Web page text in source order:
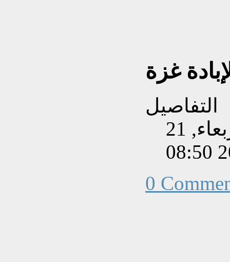
غزة
التفاصيل
تم إنشاءه بتاريخ الأربعاء, 21
0